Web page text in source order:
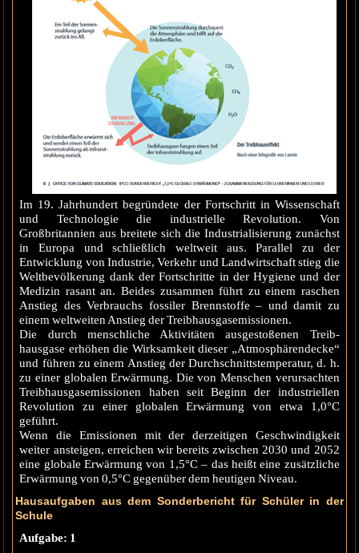
Im 19. Jahrhundert begründete der Fortschritt in Wissenschaft
und Technologie die industrielle Revolution. Von
Großbritannien aus breitete sich die Industrialisierung zunächst
in Europa und schließlich weltweit aus. Parallel zu der
Entwicklung von Industrie, Verkehr und Landwirtschaft stieg die
Weltbevölkerung dank der Fortschritte in der Hygiene und der
Medizin rasant an. Beides zusammen führt zu einem raschen
Anstieg des Verbrauchs fossiler Brennstoffe – und damit zu
einem weltweiten Anstieg der Treibhausgasemissionen.
Die durch menschliche Aktivitäten ausgestoßenen Treib-
hausgase erhöhen die Wirksamkeit dieser „Atmosphärendecke“
und führen zu einem Anstieg der Durchschnittstemperatur, d. h.
zu einer globalen Erwärmung. Die von Menschen verursachten
Treibhausgasemissionen haben seit Beginn der industriellen
Revolution zu einer globalen Erwärmung von etwa 1,0°C
geführt.
Wenn die Emissionen mit der derzeitigen Geschwindigkeit
weiter ansteigen, erreichen wir bereits zwischen 2030 und 2052
eine globale Erwärmung von 1,5°C – das heißt eine zusätzliche
Erwärmung von 0,5°C gegenüber dem heutigen Niveau.
Hausaufgaben aus dem Sonderbericht für Schüler in der
Schule
Aufgabe: 1